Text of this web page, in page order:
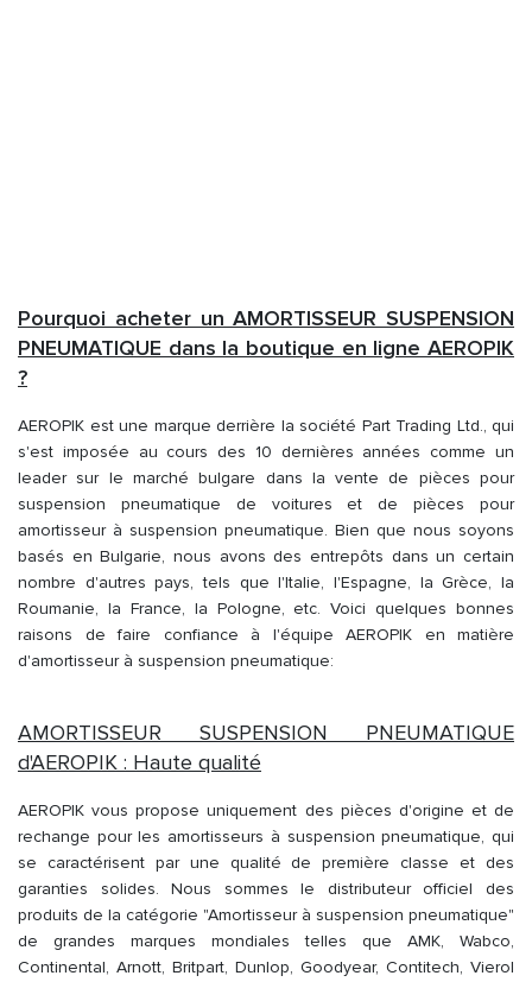
Pourquoi acheter un AMORTISSEUR SUSPENSION
PNEUMATIQUE dans la boutique en ligne AEROPIK
?
AEROPIK est une marque derrière la société Part Trading Ltd., qui
s'est imposée au cours des 10 dernières années comme un
leader sur le marché bulgare dans la vente de pièces pour
suspension pneumatique de voitures et de pièces pour
amortisseur à suspension pneumatique. Bien que nous soyons
basés en Bulgarie, nous avons des entrepôts dans un certain
nombre d'autres pays, tels que l'Italie, l'Espagne, la Grèce, la
Roumanie, la France, la Pologne, etc. Voici quelques bonnes
raisons de faire confiance à l'équipe AEROPIK en matière
d'amortisseur à suspension pneumatique:
AMORTISSEUR SUSPENSION PNEUMATIQUE
d'AEROPIK : Haute qualité
AEROPIK vous propose uniquement des pièces d'origine et de
rechange pour les amortisseurs à suspension pneumatique, qui
se caractérisent par une qualité de première classe et des
garanties solides. Nous sommes le distributeur officiel des
produits de la catégorie "Amortisseur à suspension pneumatique"
de grandes marques mondiales telles que AMK, Wabco,
Continental, Arnott, Britpart, Dunlop, Goodyear, Contitech, Vierol